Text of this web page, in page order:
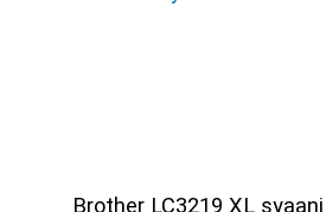
Brother LC3219 XL